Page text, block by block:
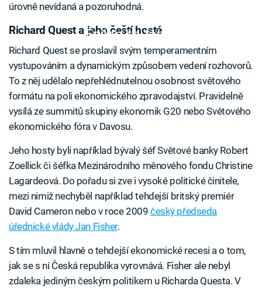
úrovně nevídaná a pozoruhodná.
Failed to fetch
Richard Quest a jeho čeští hosté
Richard Quest se proslavil svým temperamentním
vystupováním a dynamickým způsobem vedení rozhovorů.
To z něj udělalo nepřehlédnutelnou osobnost světového
formátu na poli ekonomického zpravodajství. Pravidelně
vysílá ze summitů skupiny ekonomik G20 nebo Světového
ekonomického fóra v Davosu.
Jeho hosty byli například bývalý šéf Světové banky Robert
Zoellick či šéfka Mezinárodního měnového fondu Christine
Lagardeová. Do pořadu si zve i vysoké politické činitele,
mezi nimiž nechyběl například tehdejší britský premiér
David Cameron nebo v roce 2009 český předseda
úřednické vlády Jan Fisher.
S tím mluvil hlavně o tehdejší ekonomické recesi a o tom,
jak se s ní Česká republika vyrovnává. Fisher ale nebyl
zdaleka jediným českým politikem u Richarda Questa. V